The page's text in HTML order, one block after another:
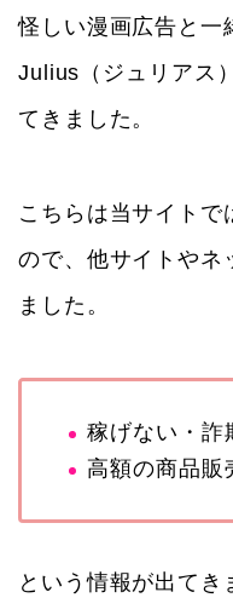
怪しい漫画広告と一
Julius（ジュリアス
てきました。
こちらは当サイトで
ので、他サイトやネ
ました。
稼げない・詐
高額の商品販
という情報が出てき